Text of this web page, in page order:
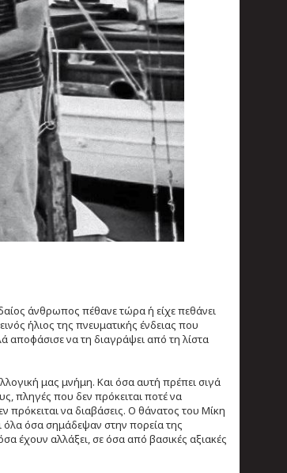
άνθρωπος πέθανε τώρα ή είχε πεθάνει
ήλιος της πνευματικής ένδειας που
αποφάσισε να τη διαγράψει από τη λίστα
μας μνήμη. Και όσα αυτή πρέπει σιγά
πληγές που δεν πρόκειται ποτέ να
πρόκειται να διαβάσεις. Ο θάνατος του Μίκη
όλα όσα σημάδεψαν στην πορεία της
έχουν αλλάξει, σε όσα από βασικές αξιακές